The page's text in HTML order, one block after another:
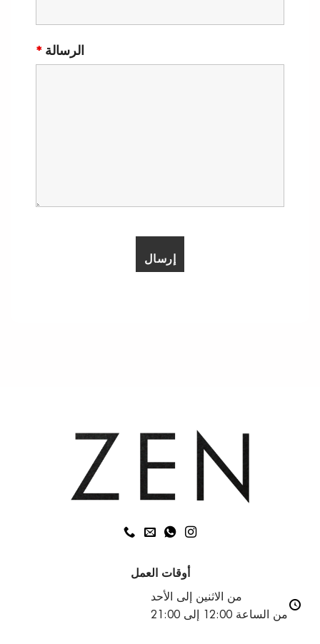
الرسالة*
أوقات العمل
من الاثنين إلى الأحد
من الساعة 12:00 إلى 21:00